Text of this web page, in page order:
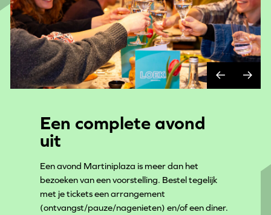
Een complete avond
uit
Een avond Martiniplaza is meer dan het
bezoeken van een voorstelling. Bestel tegelijk
met je tickets een arrangement
(ontvangst/pauze/nagenieten) en/of een diner.